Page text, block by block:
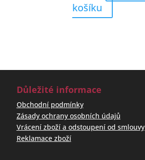
košíku
Důležité informace
Obchodní podmínky
Zásady ochrany osobních údajů
Vrácení zboží a odstoupení od smlouvy
Reklamace zboží